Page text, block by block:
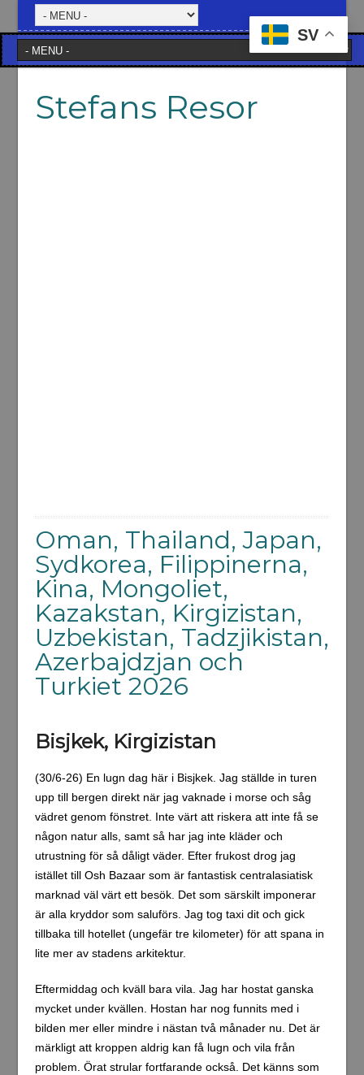
Stefans Resor
Oman, Thailand, Japan,
Sydkorea, Filippinerna,
Kina, Mongoliet,
Kazakstan, Kirgizistan,
Uzbekistan, Tadzjikistan,
Azerbajdzjan och
Turkiet 2026
Bisjkek, Kirgizistan
(30/6-26) En lugn dag här i Bisjkek. Jag ställde in turen
upp till bergen direkt när jag vaknade i morse och såg
vädret genom fönstret. Inte värt att riskera att inte få se
någon natur alls, samt så har jag inte kläder och
utrustning för så dåligt väder. Efter frukost drog jag
istället till Osh Bazaar som är fantastisk centralasiatisk
marknad väl värt ett besök. Det som särskilt imponerar
är alla kryddor som saluförs. Jag tog taxi dit och gick
tillbaka till hotellet (ungefär tre kilometer) för att spana in
lite mer av stadens arkitektur.
Eftermiddag och kväll bara vila. Jag har hostat ganska
mycket under kvällen. Hostan har nog funnits med i
bilden mer eller mindre i nästan två månader nu. Det är
märkligt att kroppen aldrig kan få lugn och vila från
problem. Örat strular fortfarande också. Det känns som
SV